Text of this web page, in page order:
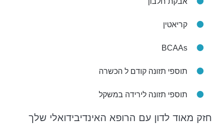
קריאטין
BCAAs
תוספי תזונה קודם ל הכשרה
תוספי תזונה לירידה במשקל
חזק מאוד לדון עם הרופא האינדיבידואלי שלך